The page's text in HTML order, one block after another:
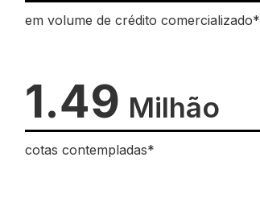
em volume de crédito comercializado*
1.49 Milhão
cotas contempladas*